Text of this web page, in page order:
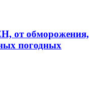
от обморожения,
погодных